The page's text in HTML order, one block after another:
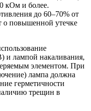
кОм и более.
до 60–70% от
о повышенной утечке
и лампой накаливания,
элементом. При
лампа должна
герметичности
трещин в